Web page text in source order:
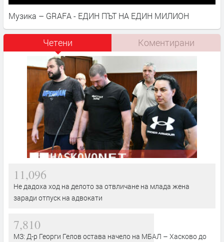
Музика – GRAFA - ЕДИН ПЪТ НА ЕДИН МИЛИОН
Четени Коментирани
11,096
Не дадоха ход на делото за отвличане на млада жена
заради отпуск на адвокати
7,810
МЗ: Д-р Георги Гелов остава начело на МБАЛ – Хасково до